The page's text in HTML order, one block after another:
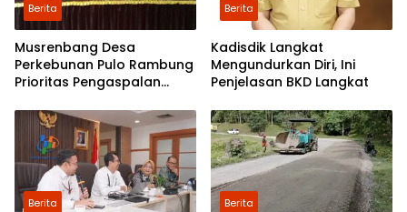
Berita
Musrenbang Desa
Perkebunan Pulo Rambung
Prioritas Pengaspalan
Dusun Pondok Boyan
Berita
Kadisdik Langkat
Mengundurkan Diri, Ini
Penjelasan BKD Langkat
Berita Berita